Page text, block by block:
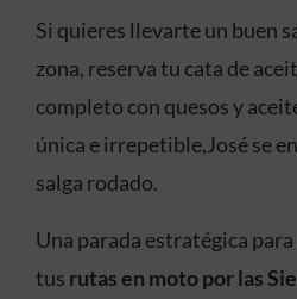
Si quieres llevarte un buen
zona, reserva tu cata de
completo con quesos y
única e irrepetible,José se
salga rodado.
Una parada estratégica
tus rutas en moto por las